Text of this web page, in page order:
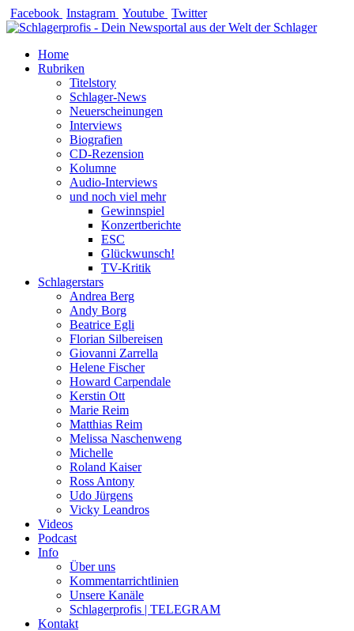
Zum
Inhalt
Facebook Instagram Youtube Twitter
Home
Rubriken
Titelstory
Schlager-News
Neuerscheinungen
Interviews
Biografien
CD-Rezension
Kolumne
Audio-Interviews
und noch viel mehr
Gewinnspiel
Konzertberichte
ESC
Glückwunsch!
TV-Kritik
Schlagerstars
Andrea Berg
Andy Borg
Beatrice Egli
Florian Silbereisen
Giovanni Zarrella
Helene Fischer
Howard Carpendale
Kerstin Ott
Marie Reim
Matthias Reim
Melissa Naschenweng
Michelle
Roland Kaiser
Ross Antony
Udo Jürgens
Vicky Leandros
Videos
Podcast
Info
Über uns
Kommentarrichtlinien
Unsere Kanäle
Schlagerprofis | TELEGRAM
Kontakt